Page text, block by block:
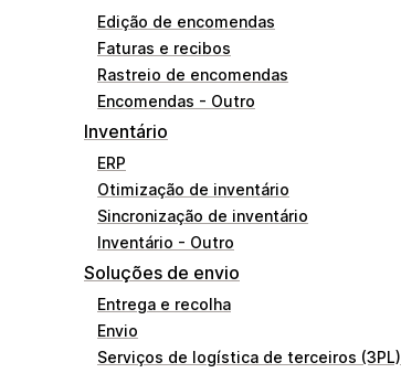
Edição de encomendas
Faturas e recibos
Rastreio de encomendas
Encomendas - Outro
Inventário
ERP
Otimização de inventário
Sincronização de inventário
Inventário - Outro
Soluções de envio
Entrega e recolha
Envio
Serviços de logística de terceiros (3PL)